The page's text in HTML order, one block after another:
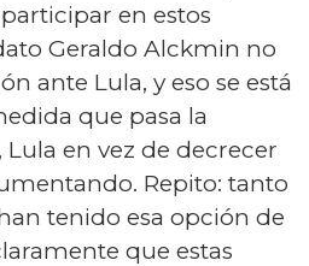
en estos
Geraldo Alckmin no
ante Lula, y eso se está
que pasa la
en vez de decrecer
Repito: tanto
tenido esa opción de
que estas